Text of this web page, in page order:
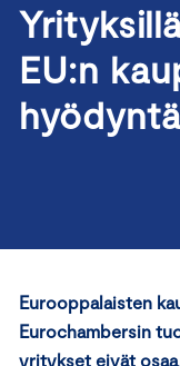
EU:n
Eurooppalaisten
Eurochambersin
yritykset eivät